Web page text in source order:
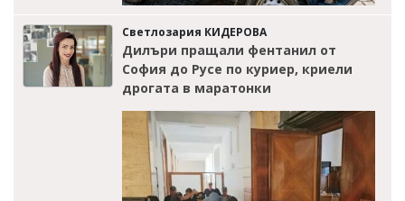
Светлозария КИДЕРОВА
Дилъри пращали фентанил от
София до Русе по куриер, криели
дрогата в маратонки